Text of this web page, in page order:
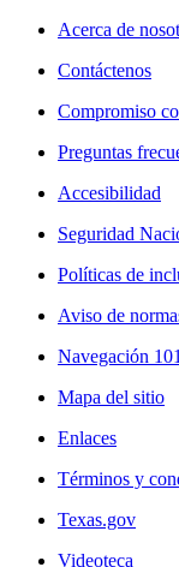
Acerca de
Contáctenos
Compromiso
Preguntas
Accesibilidad
Seguridad
Políticas de
Aviso de
Navegación 101
Mapa del sitio
Enlaces
Términos y
Texas.gov
Videoteca